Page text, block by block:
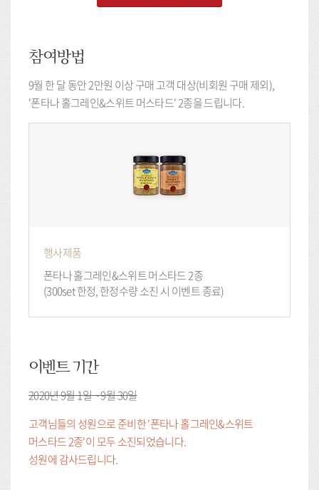
참여방법
9월 한 달 동안 2만원 이상 구매 고객 대상(비회원 구매 제외),
'폰타나 홀그레인&스위트 머스타드' 2종을 드립니다.
행사제품
폰타나 홀그레인&스위트 머스타드 2종
(300set 한정, 한정수량 소진 시 이벤트 종료)
이벤트 기간
2020년 9월 1일 ~ 9월 30일
고객님들의 성원으로 준비한 '폰타나 홀그레인&스위트
머스타드 2종'이 모두 소진되었습니다.
성원에 감사드립니다.